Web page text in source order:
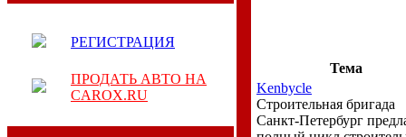
РЕГИСТРАЦИЯ
ПРОДАТЬ АВТО НА
CAROX.RU
Тема
Kenbycle
Строительная бригада
Санкт-Петербург